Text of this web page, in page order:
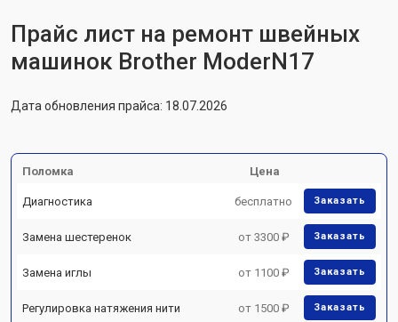
Прайс лист на ремонт швейных
машинок Brother ModerN17
Дата обновления прайса: 18.07.2026
Поломка Цена
Диагностика бесплатно Заказать
Замена шестеренок от 3300 ₽ Заказать
Замена иглы от 1100 ₽ Заказать
Регулировка натяжения нити от 1500 ₽ Заказать